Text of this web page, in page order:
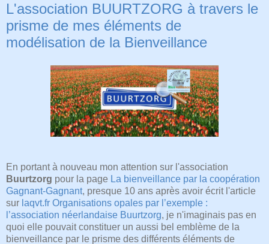
L'association BUURTZORG à travers le
prisme de mes éléments de
modélisation de la Bienveillance
En portant à nouveau mon attention sur l'association
Buurtzorg pour la page La bienveillance par la coopération
Gagnant-Gagnant, presque 10 ans après avoir écrit l'article
sur laqvt.fr Organisations opales par l’exemple :
l’association néerlandaise Buurtzorg, je n'imaginais pas en
quoi elle pouvait constituer un aussi bel emblème de la
bienveillance par le prisme des différents éléments de